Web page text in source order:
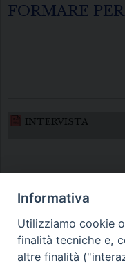
FORMARE
INTERVISTA
Diocesi di
Informativa
Utilizziamo cookie
finalità tecniche e,
altre finalità